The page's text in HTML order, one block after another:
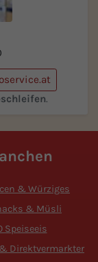
.
& Würziges
& Müsli
Speiseeis
Direktvermarkter